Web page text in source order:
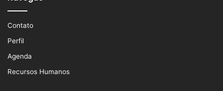
Contato
Perfil
Agenda
Recursos Humanos